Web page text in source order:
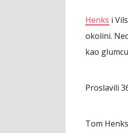
Henks i
okolini.
kao
Proslavili
Tom